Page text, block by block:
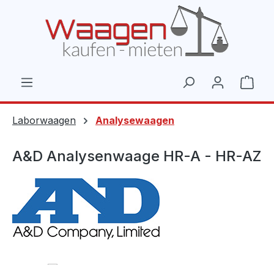
Laborwaagen Analysewaagen
A&D Analysenwaage HR-A - HR-AZ